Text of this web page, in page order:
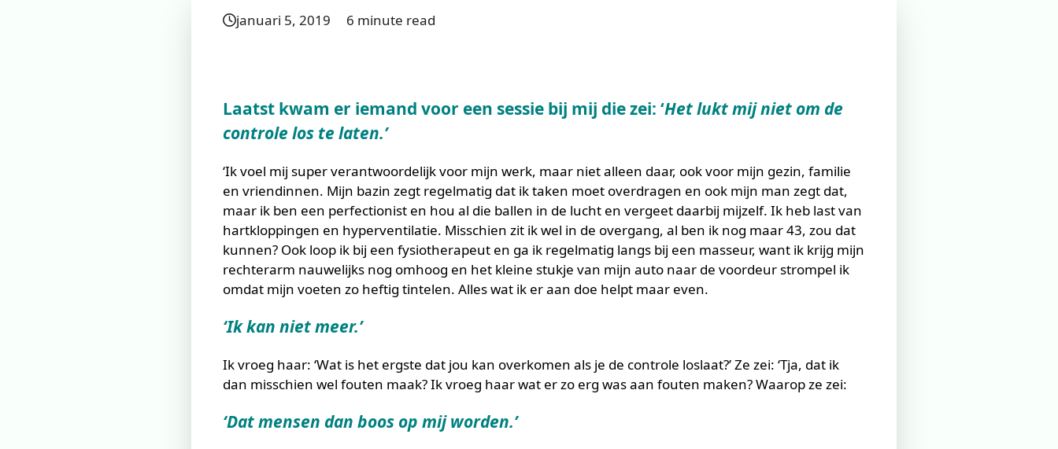
januari 5, 2019 6 minute read
Laatst kwam er iemand voor een sessie bij mij die zei: ‘Het lukt mij niet om de
controle los te laten.’
‘Ik voel mij super verantwoordelijk voor mijn werk, maar niet alleen daar, ook voor mijn gezin, familie
en vriendinnen. Mijn bazin zegt regelmatig dat ik taken moet overdragen en ook mijn man zegt dat,
maar ik ben een perfectionist en hou al die ballen in de lucht en vergeet daarbij mijzelf. Ik heb last van
hartkloppingen en hyperventilatie. Misschien zit ik wel in de overgang, al ben ik nog maar 43, zou dat
kunnen? Ook loop ik bij een fysiotherapeut en ga ik regelmatig langs bij een masseur, want ik krijg mijn
rechterarm nauwelijks nog omhoog en het kleine stukje van mijn auto naar de voordeur strompel ik
omdat mijn voeten zo heftig tintelen. Alles wat ik er aan doe helpt maar even.
‘Ik kan niet meer.’
Ik vroeg haar: ‘Wat is het ergste dat jou kan overkomen als je de controle loslaat?’ Ze zei: ‘Tja, dat ik
dan misschien wel fouten maak? Ik vroeg haar wat er zo erg was aan fouten maken? Waarop ze zei:
‘Dat mensen dan boos op mij worden.’